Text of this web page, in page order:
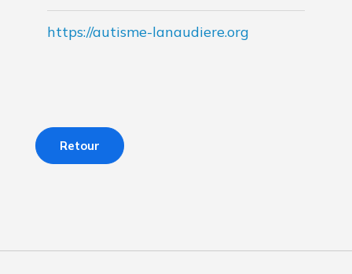
https://autisme-lanaudiere.org
Retour